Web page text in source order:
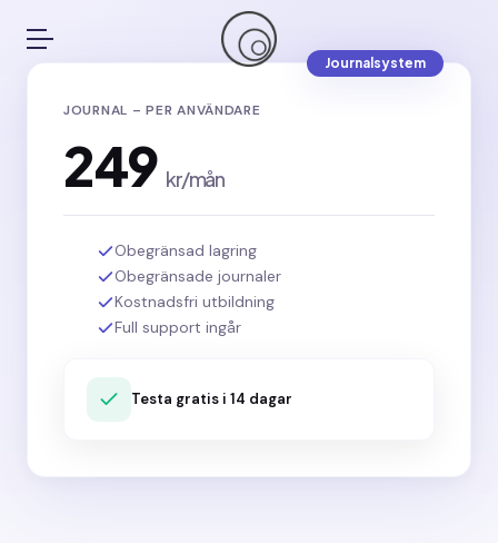
Journalsystem
JOURNAL – PER ANVÄNDARE
249 kr/mån
Obegränsad lagring
Obegränsade journaler
Kostnadsfri utbildning
Full support ingår
Testa gratis i 14 dagar